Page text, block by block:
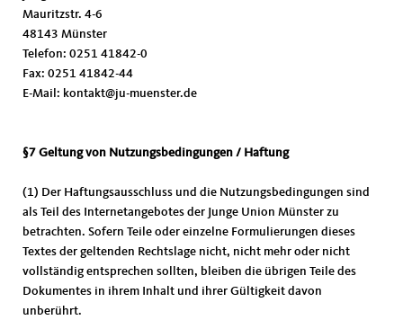
Mauritzstr. 4-6
48143 Münster
Telefon: 0251 41842-0
Fax: 0251 41842-44
E-Mail: kontakt@ju-muenster.de
§7 Geltung von Nutzungsbedingungen / Haftung
(1) Der Haftungsausschluss und die Nutzungsbedingungen sind
als Teil des Internetangebotes der Junge Union Münster zu
betrachten. Sofern Teile oder einzelne Formulierungen dieses
Textes der geltenden Rechtslage nicht, nicht mehr oder nicht
vollständig entsprechen sollten, bleiben die übrigen Teile des
Dokumentes in ihrem Inhalt und ihrer Gültigkeit davon
unberührt.